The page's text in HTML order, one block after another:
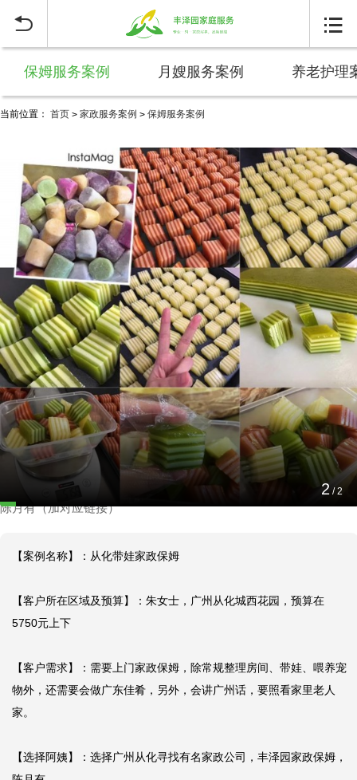
 
保姆服务案例 月嫂服务案例 养老护理
当前位置： 首页 > 家政服务案例 > 保姆服务案例
2 /2
从化带娃家政保姆
2025-05-07 12:45:46
【选择阿姨】：选择广州从化寻找有名家政公司，丰泽园家政保姆
陈月有（加对应链接）
【案例名称】：从化带娃家政保姆
【客户所在区域及预算】：朱女士，广州从化城西花园，预算在
5750元上下
【客户需求】：需要上门家政保姆，除常规整理房间、带娃、喂养宠
物外，还需要会做广东佳肴，另外，会讲广州话，要照看家里老人
家。
【选择阿姨】：选择广州从化寻找有名家政公司，丰泽园家政保姆，